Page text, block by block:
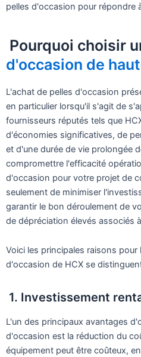
pelles d'occasion pour répondre
Pourquoi choisir
d'occasion de
L'achat de pelles d'occasion
en particulier lorsqu'il s'agit de
fournisseurs réputés tels que
d'économies significatives, de
et d'une durée de vie prolongée
compromettre l'efficacité
d'occasion pour votre projet de
seulement de minimiser
garantir le bon déroulement de
de dépréciation élevés associés
Voici les principales raisons pour
d'occasion de HCX se
1. Investissement
L'un des principaux avantages
d'occasion est la réduction du
équipement peut être coûteux,